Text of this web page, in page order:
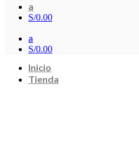
a
S/0.00
a
S/0.00
Inicio
Tienda